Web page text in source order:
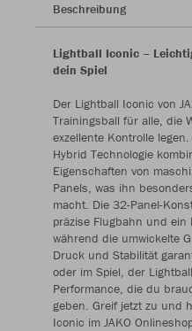
Beschreibung
Lightball Iconic –
dein Spiel
Der Lightball Iconic von
Trainingsball für alle, die
exzellente Kontrolle
Hybrid Technologie
Eigenschaften von
Panels, was ihn
macht. Die 32-Panel-
präzise Flugbahn und ein
während die umwickelte
Druck und Stabilität
oder im Spiel, der
Performance, die du
geben. Greif jetzt zu und
Iconic im JAKO